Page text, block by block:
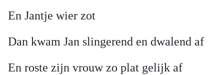
En Jantje wier zot
Dan kwam Jan slingerend en dwalend af
En roste zijn vrouw zo plat gelijk af